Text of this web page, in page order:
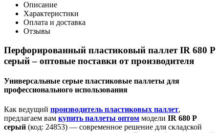
Описание
Характеристики
Оплата и доставка
Отзывы
Перфорированный пластиковый паллет IR 680 P
серый – оптовые поставки от производителя
Универсальные серые пластиковые паллеты для
профессионального использования
Как ведущий производитель пластиковых паллет,
предлагаем вам купить паллеты оптом модели IR 680 P
серый (код: 24853) — современное решение для складской